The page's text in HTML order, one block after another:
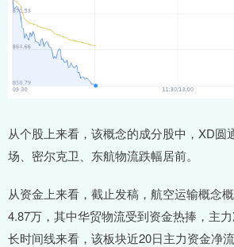
从个股上来看，该概念的成分股中，XD圆
场、密尔克卫、东航物流跌幅居前。
从资金上来看，截止发稿，航空运输概念
4.87万，其中华贸物流受到资金热捧，主
长时间线来看，该板块近20日主力资金净流